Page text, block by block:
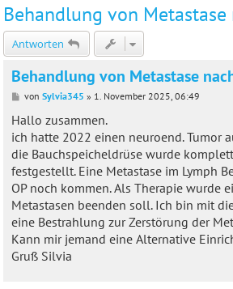
Behandlung von Metastase
Antworten
Behandlung von Metastase
B
i
r
a
von Sylvia345 » 1. November 2025, 06:49
Hallo zusammen.
ich hatte 2022 einen neuroend. Tumor
die Bauchspeicheldrüse wurde
festgestellt. Eine Metastase im Lymph
OP noch kommen. Als Therapie wurde
Metastasen beenden soll. Ich bin mit
eine Bestrahlung zur Zerstörung der
Kann mir jemand eine Alternative
Gruß Silvia